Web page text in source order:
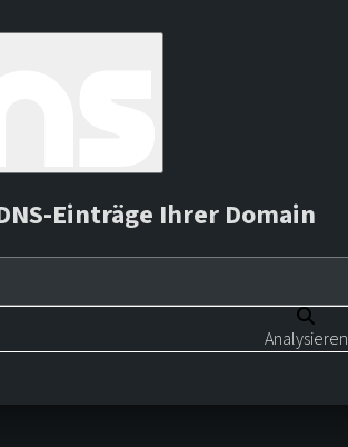
Einträge Ihrer Domain
Analysieren